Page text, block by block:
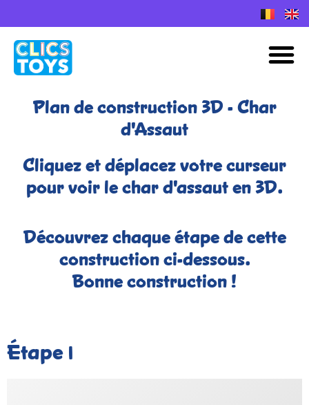
Plan de construction 3D - Char
d'Assaut
Cliquez et déplacez votre curseur
pour voir le char d'assaut en 3D.
Découvrez chaque étape de cette
construction ci-dessous.
Bonne construction !
Étape 1